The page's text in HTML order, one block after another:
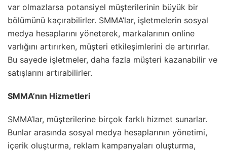
var olmazlarsa potansiyel müşterilerinin büyük bir
bölümünü kaçırabilirler. SMMA’lar, işletmelerin sosyal
medya hesaplarını yöneterek, markalarının online
varlığını artırırken, müşteri etkileşimlerini de artırırlar.
Bu sayede işletmeler, daha fazla müşteri kazanabilir ve
satışlarını artırabilirler.
SMMA’nın Hizmetleri
SMMA’lar, müşterilerine birçok farklı hizmet sunarlar.
Bunlar arasında sosyal medya hesaplarının yönetimi,
içerik oluşturma, reklam kampanyaları oluşturma,